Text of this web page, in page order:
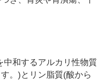
中和するアルカリ性物質
。)とリン脂質(酸から